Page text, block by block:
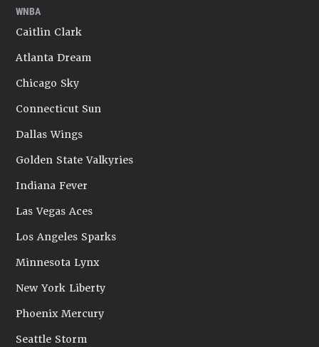
WNBA
Caitlin Clark
Atlanta Dream
Chicago Sky
Connecticut Sun
Dallas Wings
Golden State Valkyries
Indiana Fever
Las Vegas Aces
Los Angeles Sparks
Minnesota Lynx
New York Liberty
Phoenix Mercury
Seattle Storm